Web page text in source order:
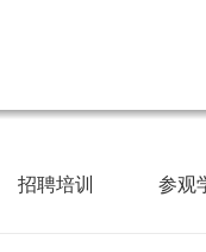
招聘培训 参观